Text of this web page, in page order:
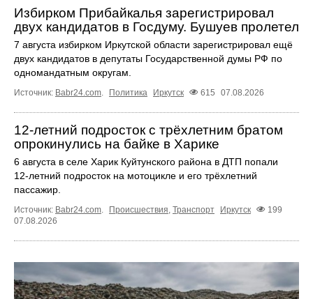
Избирком Прибайкалья зарегистрировал
двух кандидатов в Госдуму. Бушуев пролетел
7 августа избирком Иркутской области зарегистрировал ещё
двух кандидатов в депутаты Государственной думы РФ по
одномандатным округам.
Источник: Babr24.com. Политика Иркутск 615 07.08.2026
12‑летний подросток с трёхлетним братом
опрокинулись на байке в Харике
6 августа в селе Харик Куйтунского района в ДТП попали
12‑летний подросток на мотоцикле и его трёхлетний
пассажир.
Источник: Babr24.com. Происшествия, Транспорт Иркутск
199
07.08.2026